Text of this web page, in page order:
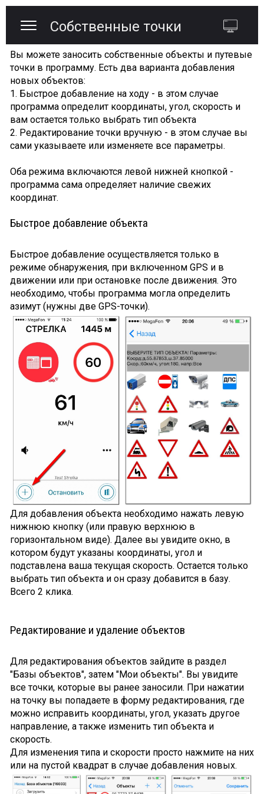
Собственные точки
Вы можете заносить собственные объекты и путевые
точки в программу. Есть два варианта добавления
новых объектов:
1. Быстрое добавление на ходу - в этом случае
программа определит координаты, угол, скорость и
вам остается только выбрать тип объекта
2. Редактирование точки вручную - в этом случае вы
сами указываете или изменяете все параметры.
Оба режима включаются левой нижней кнопкой -
программа сама определяет наличие свежих
координат.
Быстрое добавление объекта
Быстрое добавление осуществляется только в
режиме обнаружения, при включенном GPS и в
движении или при остановке после движения. Это
необходимо, чтобы программа могла определить
азимут (нужны две GPS-точки).
Для добавления объекта необходимо нажать левую
нижнюю кнопку (или правую верхнюю в
горизонтальном виде). Далее вы увидите окно, в
котором будут указаны координаты, угол и
подставлена ваша текущая скорость. Остается только
выбрать тип объекта и он сразу добавится в базу.
Всего 2 клика.
Редактирование и удаление объектов
Для редактирования объектов зайдите в раздел
"Базы объектов", затем "Мои объекты". Вы увидите
все точки, которые вы ранее заносили. При нажатии
на точку вы попадаете в форму редактирования, где
можно исправить координаты, угол, указать другое
направление, а также изменить тип объекта и
скорость.
Для изменения типа и скорости просто нажмите на них
или на пустой квадрат в случае добавления новых.